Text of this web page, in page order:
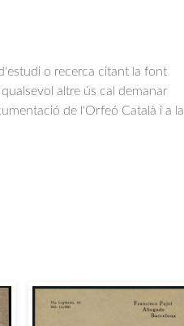
o recerca citant la font
altre ús cal demanar
de l'Orfeó Català i a la